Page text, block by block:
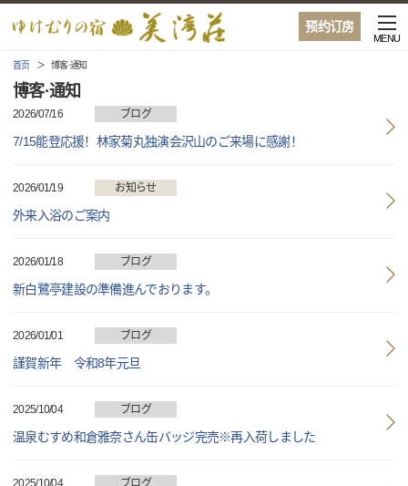
预约订房
MENU
首页 博客·通知
博客·通知
2026/07/16 ブログ
7/15能登応援！林家菊丸独演会沢山のご来場に感謝！
2026/01/19 お知らせ
外来入浴のご案内
2026/01/18 ブログ
新白鷺亭建設の準備進んでおります。
2026/01/01 ブログ
謹賀新年 令和8年元旦
2025/10/04 ブログ
温泉むすめ和倉雅奈さん缶バッジ完売※再入荷しました
2025/10/04 ブログ